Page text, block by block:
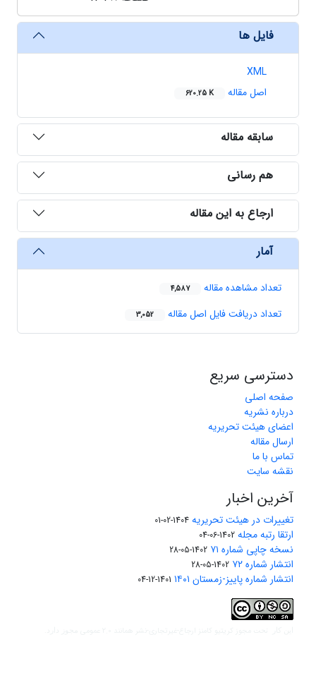
فایل ها
XML
اصل مقاله
620.25 K
سابقه مقاله
هم رسانی
ارجاع به این مقاله
آمار
تعداد مشاهده مقاله 4,587
تعداد دریافت فایل اصل مقاله 3,052
دسترسی سریع
صفحه اصلی
درباره نشریه
اعضای هیئت تحریریه
ارسال مقاله
تماس با ما
نقشه سایت
آخرین اخبار
تغییرات در هیئت تحریریه 1404-02-01
ارتقا رتبه مجله 1402-06-04
نسخه چاپی شماره ۷۱ 1402-05-28
انتشار شماره ۷۲ 1402-05-28
انتشار شماره پاییز-زمستان ۱۴۰۱ 1401-12-04